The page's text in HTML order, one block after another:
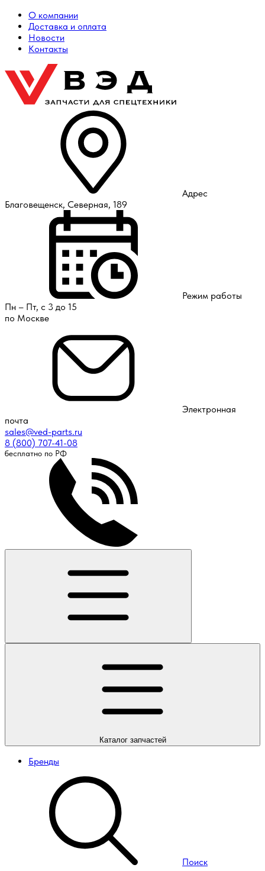
О компании
Доставка и оплата
Новости
Контакты
Адрес
Благовещенск, Северная, 189
Режим работы
Пн – Пт, с 3 до 15
по Москве
Электронная
почта
sales@ved-parts.ru
8 (800) 707-41-08
бесплатно по РФ
Каталогзапчастей
Бренды
Поиск